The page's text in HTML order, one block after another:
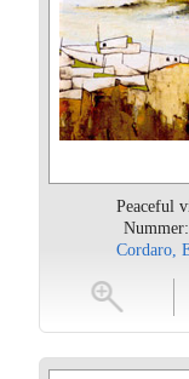
Peaceful
Cordaro,
toevoegen